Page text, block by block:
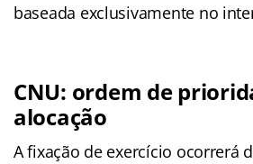
baseada exclusivamente no
CNU: ordem de
alocação
A fixação de exercício ocorrerá